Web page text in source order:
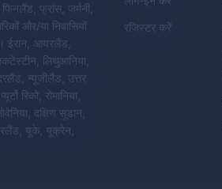
फिनलैंड, फ्रांस, जर्मनी,
और/या निवासियों
ईरान, आयरलैंड,
लिथुआनिया,
न्यूजीलैंड, उत्तर
रिको, रोमानिया,
दक्षिण सूडान,
यूके, यूक्रेन,
रजिस्टर करें